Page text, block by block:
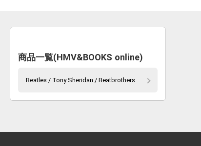
商品一覧(HMV&BOOKS online)
Beatles / Tony Sheridan / Beatbrothers